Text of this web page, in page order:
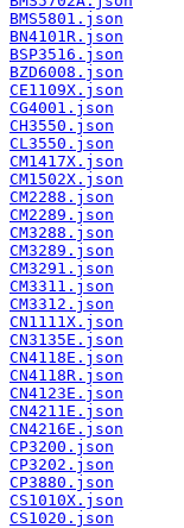
BMS5801.json
BN4101R.json
BSP3516.json
BZD6008.json
CE1109X.json
CG4001.json
CH3550.json
CL3550.json
CM1417X.json
CM1502X.json
CM2288.json
CM2289.json
CM3288.json
CM3289.json
CM3291.json
CM3311.json
CM3312.json
CN1111X.json
CN3135E.json
CN4118E.json
CN4118R.json
CN4123E.json
CN4211E.json
CN4216E.json
CP3200.json
CP3202.json
CP3880.json
CS1010X.json
CS1020.json